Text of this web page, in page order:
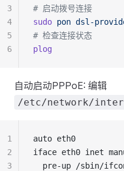
# 启动拨号连接
sudo pon dsl-
# 检查连接状态
plog
3
4
5
6
自动启动PPPoE: 编辑
/etc/network/
auto eth0
iface eth0 inet
pre-up /sbin/
1
2
3